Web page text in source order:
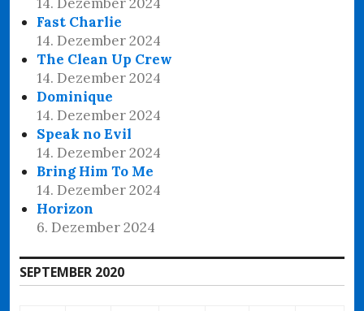
Fast Charlie
14. Dezember 2024
The Clean Up Crew
14. Dezember 2024
Dominique
14. Dezember 2024
Speak no Evil
14. Dezember 2024
Bring Him To Me
14. Dezember 2024
Horizon
6. Dezember 2024
SEPTEMBER 2020